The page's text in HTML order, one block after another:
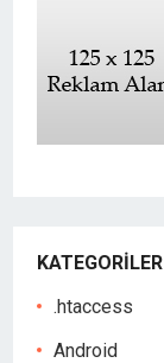
KATEGORILER
.htaccess
Android